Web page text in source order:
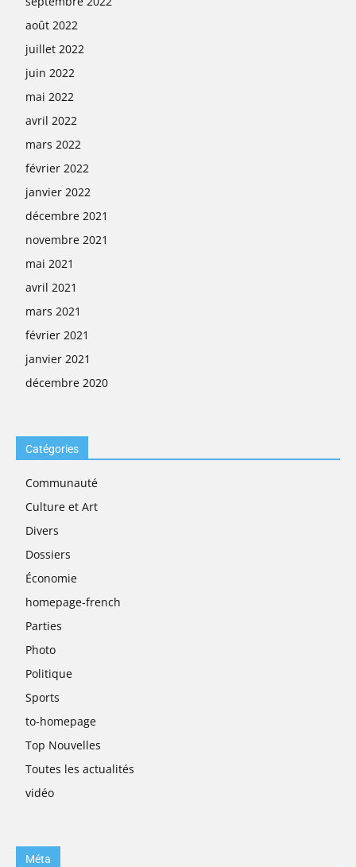
août 2022
juillet 2022
juin 2022
mai 2022
avril 2022
mars 2022
février 2022
janvier 2022
décembre 2021
novembre 2021
mai 2021
avril 2021
mars 2021
février 2021
janvier 2021
décembre 2020
Catégories
Communauté
Culture et Art
Divers
Dossiers
Économie
homepage-french
Parties
Photo
Politique
Sports
to-homepage
Top Nouvelles
Toutes les actualités
vidéo
Méta